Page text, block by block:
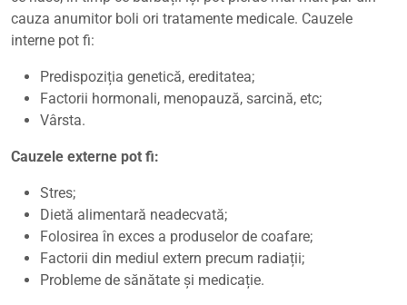
cauza anumitor boli ori tratamente medicale. Cauzele
interne pot fi:
Predispoziția genetică, ereditatea;
Factorii hormonali, menopauză, sarcină, etc;
Vârsta.
Cauzele externe pot fi:
Stres;
Dietă alimentară neadecvată;
Folosirea în exces a produselor de coafare;
Factorii din mediul extern precum radiații;
Probleme de sănătate și medicație.